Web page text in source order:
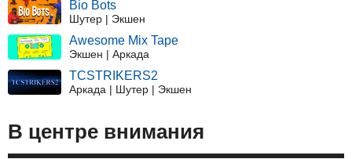
Bio Bots
Шутер | Экшен
Awesome Mix Tape
Экшен | Аркада
TCSTRIKERS2
Аркада | Шутер | Экшен
В центре внимания